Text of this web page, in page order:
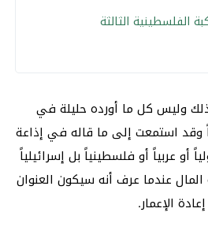
الفلسطينية الثالثة
وليس كل ما أورده حليلة في
وقد استمعت إلى ما قاله في إذاعة
أو عربياً أو فلسطينياً بل إسرائيلياً
عندما عرف أنه سيكون العنوان
الإعمار.